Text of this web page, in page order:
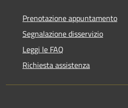
Prenotazione appuntamento
Segnalazione disservizio
Leggi le FAQ
Richiesta assistenza